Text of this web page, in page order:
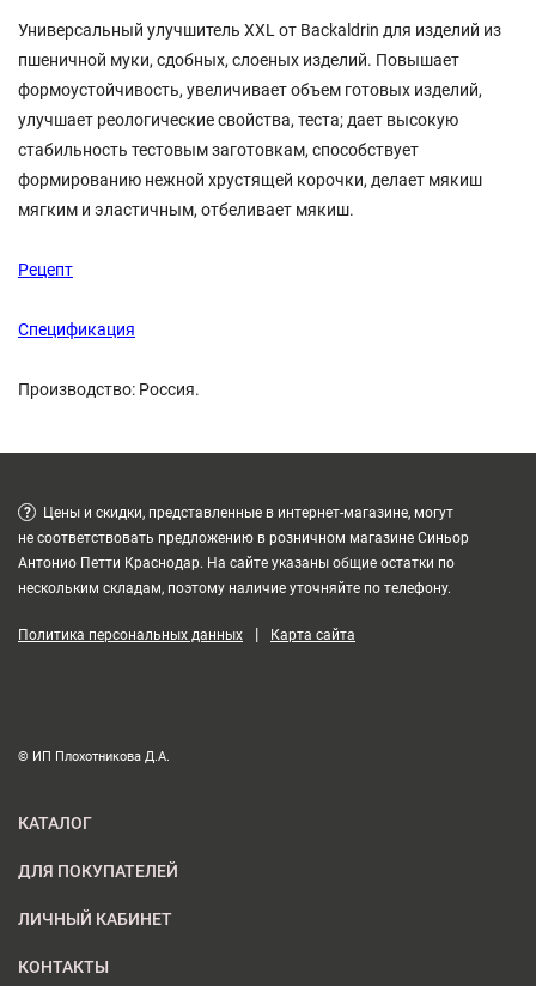
Универсальный улучшитель XXL от Backaldrin для изделий из
пшеничной муки, сдобных, слоеных изделий. Повышает
формоустойчивость, увеличивает объем готовых изделий,
улучшает реологические свойства, теста; дает высокую
стабильность тестовым заготовкам, способствует
формированию нежной хрустящей корочки, делает мякиш
мягким и эластичным, отбеливает мякиш.
Рецепт
Спецификация
Производство: Россия.
?
Цены и скидки, представленные в интернет-магазине, могут
не соответствовать предложению в розничном магазине Синьор
Антонио Петти Краснодар. На сайте указаны общие остатки по
нескольким складам, поэтому наличие уточняйте по телефону.
Политика персональных данных | Карта сайта
© ИП Плохотникова Д.А.
КАТАЛОГ
ДЛЯ ПОКУПАТЕЛЕЙ
ЛИЧНЫЙ КАБИНЕТ
КОНТАКТЫ